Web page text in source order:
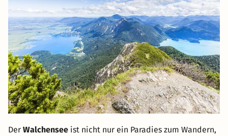
Der Walchensee ist nicht nur ein Paradies zum Wandern,